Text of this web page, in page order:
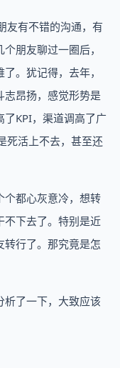
友有不错的沟通，有
朋友聊过一圈后，
。犹记得，去年，
志昂扬，感觉形势是
KPI，渠道调高了广
死活上不去，甚至还
个都心灰意冷，想转
不下去了。特别是近
行了。那究竟是怎
析了一下，大致应该